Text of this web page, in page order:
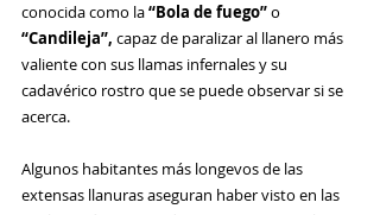
conocida como la “Bola de fuego” o
“Candileja”, capaz de paralizar al llanero más
valiente con sus llamas infernales y su
cadavérico rostro que se puede observar si se
acerca.
Algunos habitantes más longevos de las
extensas llanuras aseguran haber visto en las